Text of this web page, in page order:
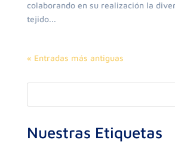
colaborando en su realización la
tejido...
« Entradas más antiguas
Nuestras Etiquetas